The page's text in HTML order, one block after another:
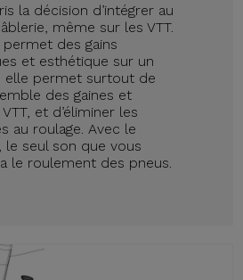
la décision d’intégrer au
même sur les VTT.
des gains
et esthétique sur un
elle permet surtout de
des gaines et
et d’éliminer les
au roulage. Avec le
le seul son que vous
le roulement des pneus.